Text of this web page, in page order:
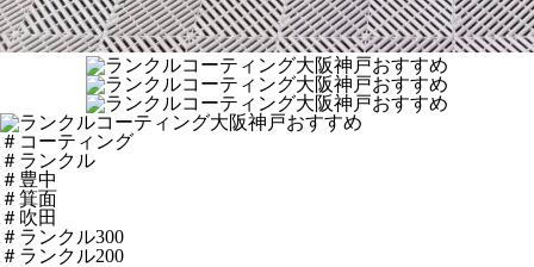
＃コーティング
＃ランクル
＃豊中
＃箕面
＃吹田
＃ランクル300
＃ランクル200